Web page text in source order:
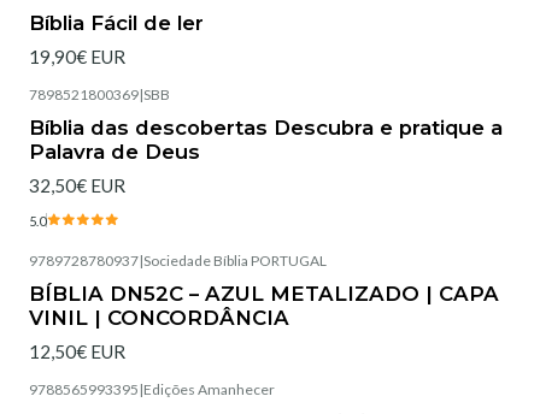
Bíblia Fácil de ler
19,90€ EUR
7898521800369|SBB
Bíblia das descobertas Descubra e pratique a
Palavra de Deus
32,50€ EUR
5.0
9789728780937|Sociedade Bíblia PORTUGAL
BÍBLIA DN52C – AZUL METALIZADO | CAPA
VINIL | CONCORDÂNCIA
12,50€ EUR
9788565993395 |Edições Amanhecer